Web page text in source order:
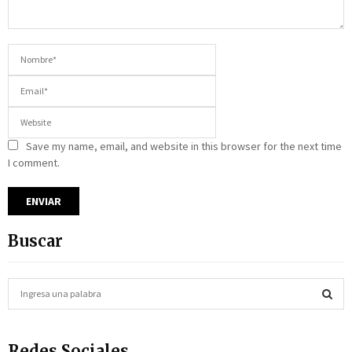
Save my name, email, and website in this browser for the next time
I comment.
Buscar